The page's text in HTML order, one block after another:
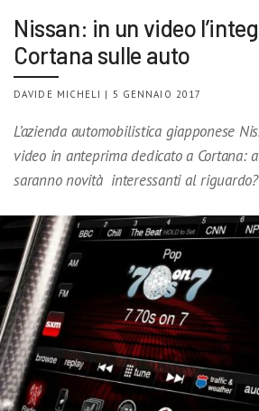
Nissan: in un video
Cortana sulle auto
DAVIDE MICHELI | 5 GENNAIO 2017
L’azienda automobilistica giapponese
video in anteprima dedicato a Cortana:
saranno novità interessanti al riguardo?